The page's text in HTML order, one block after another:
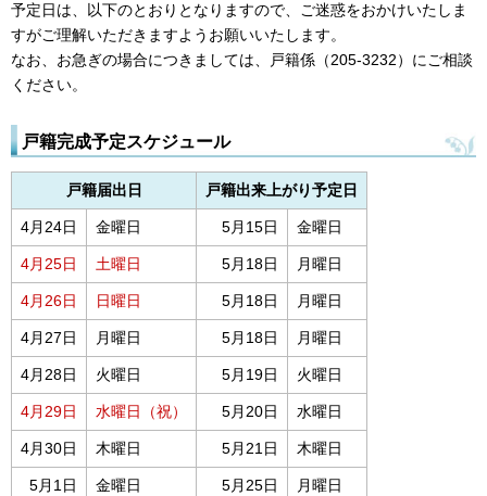
予定日は、以下のとおりとなりますので、ご迷惑をおかけいたしま
すがご理解いただきますようお願いいたします。
なお、お急ぎの場合につきましては、戸籍係（205-3232）にご相談
ください。
戸籍完成予定スケジュール
戸籍届出日 戸籍出来上がり予定日
4月24日 金曜日 5月15日 金曜日
4月25日 土曜日 5月18日 月曜日
4月26日 日曜日 5月18日 月曜日
4月27日 月曜日 5月18日 月曜日
4月28日 火曜日 5月19日 火曜日
4月29日 水曜日（祝） 5月20日 水曜日
4月30日 木曜日 5月21日 木曜日
5月1日 金曜日 5月25日 月曜日